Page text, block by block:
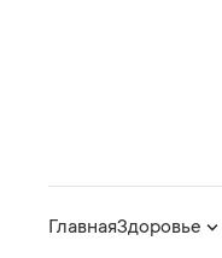
ГлавнаяЗдоровье